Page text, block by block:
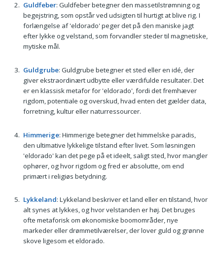
Guldfeber: Guldfeber betegner den massetilstrømning og
begejstring, som opstår ved udsigten til hurtigt at blive rig. I
forlængelse af 'eldorado' peger det på den maniske jagt
efter lykke og velstand, som forvandler steder til magnetiske,
mytiske mål.
Guldgrube: Guldgrube betegner et sted eller en idé, der
giver ekstraordinært udbytte eller værdifulde resultater. Det
er en klassisk metafor for 'eldorado', fordi det fremhæver
rigdom, potentiale og overskud, hvad enten det gælder data,
forretning, kultur eller naturressourcer.
Himmerige: Himmerige betegner det himmelske paradis,
den ultimative lykkelige tilstand efter livet. Som løsningen
'eldorado' kan det pege på et ideelt, saligt sted, hvor mangler
ophører, og hvor rigdom og fred er absolutte, om end
primært i religiøs betydning.
Lykkeland: Lykkeland beskriver et land eller en tilstand, hvor
alt synes at lykkes, og hvor velstanden er høj. Det bruges
ofte metaforisk om økonomiske boomområder, nye
markeder eller drømmetilværelser, der lover guld og grønne
skove ligesom et eldorado.